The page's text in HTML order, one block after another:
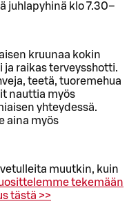
juhlapyhinä klo 7.30–
kruunaa kokin
raikas terveysshotti.
teetä, tuoremehua
nauttia myös
yhteydessä.
aina myös
muutkin, kuin
tekemään
tästä >>